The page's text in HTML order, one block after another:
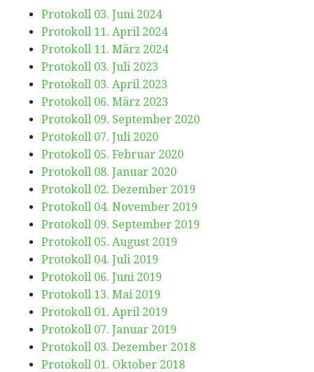
Protokoll 03. Juni 2024
Protokoll 11. April 2024
Protokoll 11. März 2024
Protokoll 03. Juli 2023
Protokoll 03. April 2023
Protokoll 06. März 2023
Protokoll 09. September 2020
Protokoll 07. Juli 2020
Protokoll 05. Februar 2020
Protokoll 08. Januar 2020
Protokoll 02. Dezember 2019
Protokoll 04. November 2019
Protokoll 09. September 2019
Protokoll 05. August 2019
Protokoll 04. Juli 2019
Protokoll 06. Juni 2019
Protokoll 13. Mai 2019
Protokoll 01. April 2019
Protokoll 07. Januar 2019
Protokoll 03. Dezember 2018
Protokoll 01. Oktober 2018